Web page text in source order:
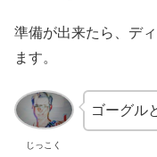
準備が出来たら、デ
ます。
じっこく
ゴーグル